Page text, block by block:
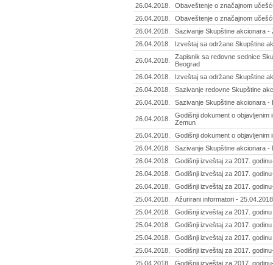
26.04.2018.
Obaveštenje o značajnom
26.04.2018.
Obaveštenje o značajnom
26.04.2018.
Sazivanje Skupštine akcionara -
26.04.2018.
Izveštaj sa održane Skupštine
26.04.2018.
Zapisnik sa redovne sednice
Beograd
26.04.2018.
Izveštaj sa održane Skupštine
26.04.2018.
Sazivanje redovne Skupštine
26.04.2018.
Sazivanje Skupštine akcionara -
26.04.2018.
Godišnji dokument o objavljenim
Zemun
26.04.2018.
Godišnji dokument o
26.04.2018.
Sazivanje Skupštine akcionara -
26.04.2018.
Godišnji izveštaj za 2017.
26.04.2018.
Godišnji izveštaj za 2017.
26.04.2018.
Godišnji izveštaj za 2017.
25.04.2018.
Ažurirani informatori - 25.04.2018
25.04.2018.
Godišnji izveštaj za 2017.
25.04.2018.
Godišnji izveštaj za 2017.
25.04.2018.
Godišnji izveštaj za 2017.
25.04.2018.
Godišnji izveštaj za 2017.
25.04.2018.
Godišnji izveštaj za 2017.